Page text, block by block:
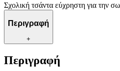
Σχολική τσάντα εύχρηστη για την
Περιγραφή
+
Περιγραφή